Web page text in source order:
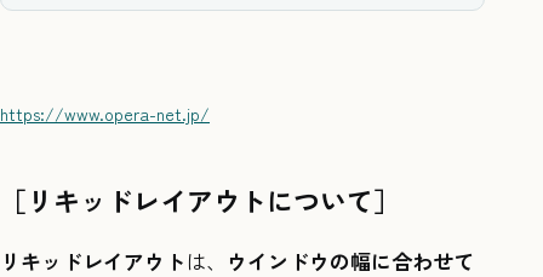
https://www.opera-net.jp/
［リキッドレイアウトについて］
リキッドレイアウト は、
ウインドウの幅に合わせて